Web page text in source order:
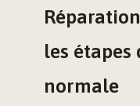
les étapes
normale